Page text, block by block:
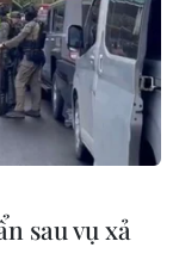
sau vụ xả